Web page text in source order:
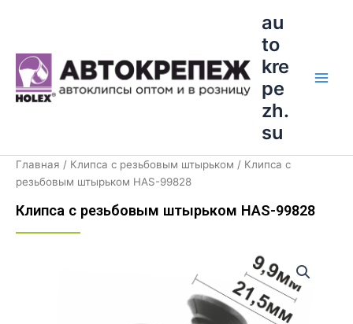
au
to
kre
pe
zh.
su
Главная / Клипса с резьбовым штырьком / Клипса с
резьбовым штырьком HAS-99828
Клипса с резьбовым штырьком HAS-99828